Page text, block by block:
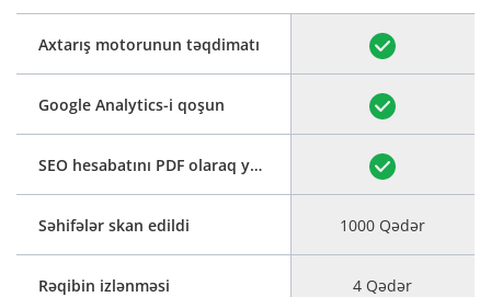
Axtarış motorunun təqdimatı
Google Analytics-i qoşun
SEO hesabatını PDF olaraq yükləyin
Səhifələr skan edildi
Rəqibin izlənməsi
1000 Qədər
4 Qədər